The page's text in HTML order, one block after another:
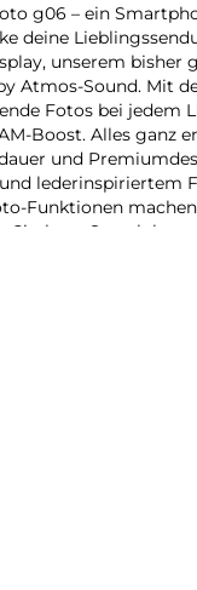
g06 – ein
deine
unserem
Atmos-Sound. Mit
Fotos bei jedem
Boost. Alles
und
lederinspiriertem
Funktionen
to-Search